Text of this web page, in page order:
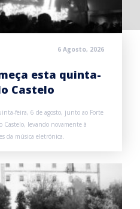
6 Agosto, 2026
esta quinta-
Castelo
feira, 6 de agosto, junto ao Forte
Castelo, levando novamente à
da música eletrónica.